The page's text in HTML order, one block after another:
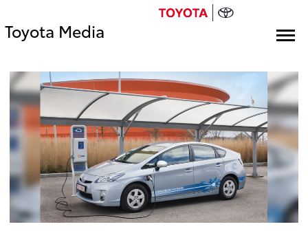
Toyota Media